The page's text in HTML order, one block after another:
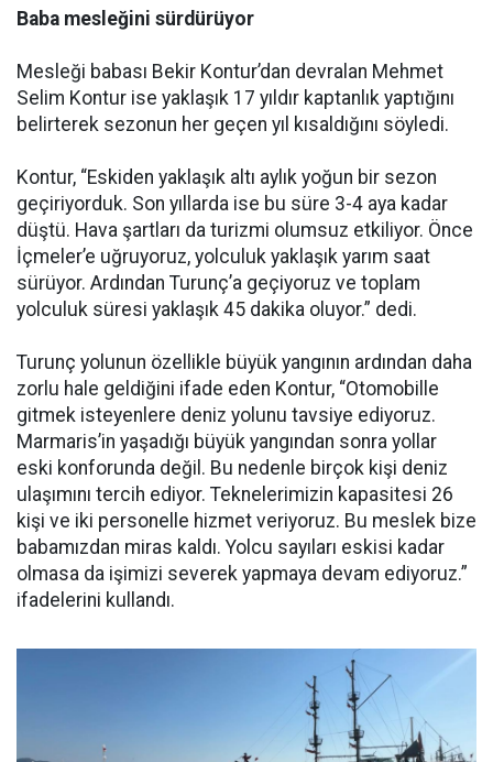
Baba mesleğini sürdürüyor
Mesleği babası Bekir Kontur’dan devralan Mehmet
Selim Kontur ise yaklaşık 17 yıldır kaptanlık yaptığını
belirterek sezonun her geçen yıl kısaldığını söyledi.
Kontur, “Eskiden yaklaşık altı aylık yoğun bir sezon
geçiriyorduk. Son yıllarda ise bu süre 3-4 aya kadar
düştü. Hava şartları da turizmi olumsuz etkiliyor. Önce
İçmeler’e uğruyoruz, yolculuk yaklaşık yarım saat
sürüyor. Ardından Turunç’a geçiyoruz ve toplam
yolculuk süresi yaklaşık 45 dakika oluyor.” dedi.
Turunç yolunun özellikle büyük yangının ardından daha
zorlu hale geldiğini ifade eden Kontur, “Otomobille
gitmek isteyenlere deniz yolunu tavsiye ediyoruz.
Marmaris’in yaşadığı büyük yangından sonra yollar
eski konforunda değil. Bu nedenle birçok kişi deniz
ulaşımını tercih ediyor. Teknelerimizin kapasitesi 26
kişi ve iki personelle hizmet veriyoruz. Bu meslek bize
babamızdan miras kaldı. Yolcu sayıları eskisi kadar
olmasa da işimizi severek yapmaya devam ediyoruz.”
ifadelerini kullandı.